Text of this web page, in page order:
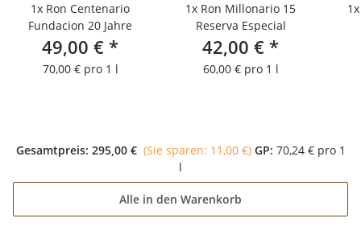
1x Ron Centenario
Fundacion 20 Jahre
49,00 € *
70,00 € pro 1 l
1x Ron Millonario 15
Reserva Especial
42,00 € *
60,00 € pro 1 l
Gesamtpreis: 295,00 € (Sie sparen: 11,00 €) GP: 70,24 € pro 1
l
Alle in den Warenkorb